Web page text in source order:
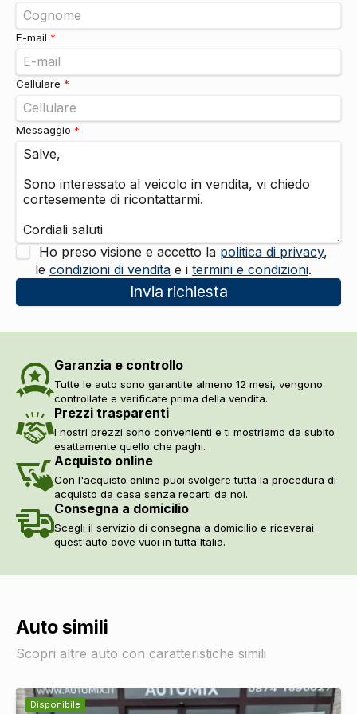
Alzacristalli elettrici anteriori e posteriori
E-mail *
Cellulare *
Messaggio *
Ho preso visione e accetto la politica di privacy,
le condizioni di vendita e i termini e condizioni.
Invia richiesta
Garanzia e controllo
Tutte le auto sono garantite almeno 12 mesi, vengono
controllate e verificate prima della vendita.
Prezzi trasparenti
I nostri prezzi sono convenienti e ti mostriamo da subito
esattamente quello che paghi.
Acquisto online
Con l'acquisto online puoi svolgere tutta la procedura di
acquisto da casa senza recarti da noi.
Consegna a domicilio
Scegli il servizio di consegna a domicilio e riceverai
quest'auto dove vuoi in tutta Italia.
Auto simili
Scopri altre auto con caratteristiche simili
Disponibile